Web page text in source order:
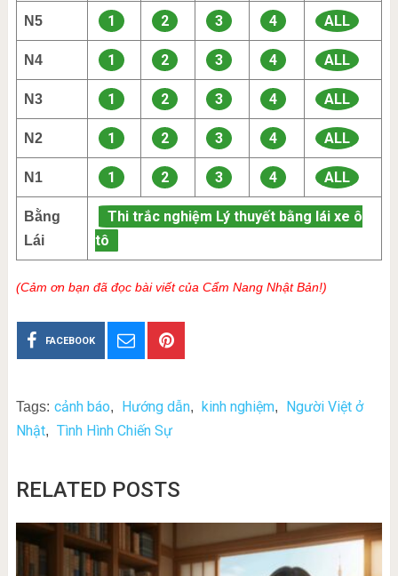
N5 1 2 3 4 ALL
N4 1 2 3 4 ALL
N3 1 2 3 4 ALL
N2 1 2 3 4 ALL
N1 1 2 3 4 ALL
Bằng
Lái
Thi trắc nghiệm Lý thuyết bằng lái xe ô
tô
(Cảm ơn bạn đã đọc bài viết của Cẩm Nang Nhật Bản!)
FACEBOOK
Tags: cảnh báo, Hướng dẫn, kinh nghiệm,
Người Việt ở
Nhật, Tình Hình Chiến Sự
RELATED POSTS